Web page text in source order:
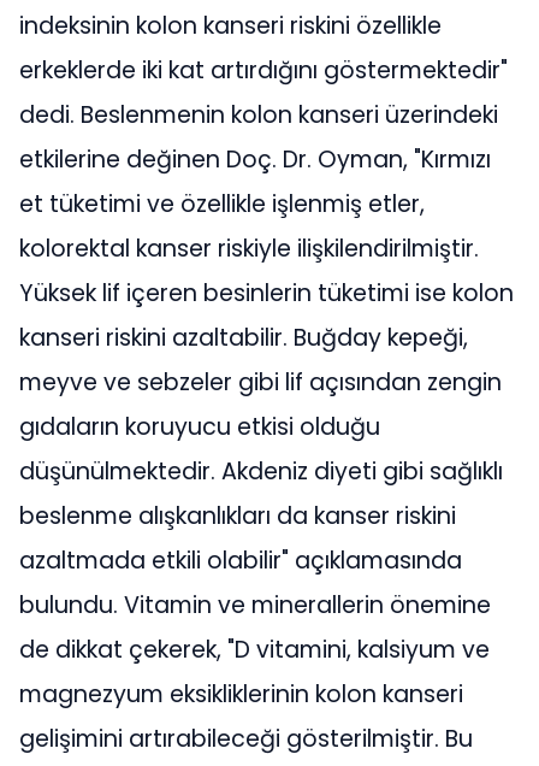
indeksinin kolon kanseri riskini özellikle
erkeklerde iki kat artırdığını göstermektedir"
dedi. Beslenmenin kolon kanseri üzerindeki
etkilerine değinen Doç. Dr. Oyman, "Kırmızı
et tüketimi ve özellikle işlenmiş etler,
kolorektal kanser riskiyle ilişkilendirilmiştir.
Yüksek lif içeren besinlerin tüketimi ise kolon
kanseri riskini azaltabilir. Buğday kepeği,
meyve ve sebzeler gibi lif açısından zengin
gıdaların koruyucu etkisi olduğu
düşünülmektedir. Akdeniz diyeti gibi sağlıklı
beslenme alışkanlıkları da kanser riskini
azaltmada etkili olabilir" açıklamasında
bulundu. Vitamin ve minerallerin önemine
de dikkat çekerek, "D vitamini, kalsiyum ve
magnezyum eksikliklerinin kolon kanseri
gelişimini artırabileceği gösterilmiştir. Bu